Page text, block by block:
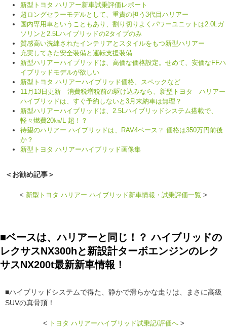
新型トヨタ ハリアー新車試乗評価レポート
超ロングセラーモデルとして、重責の担う3代目ハリアー
国内専用車ということもあり、割り切りよくパワーユニットは2.0Lガ
ソリンと2.5Lハイブリッドの2タイプのみ
質感高い洗練されたインテリアとスタイルをもつ新型ハリアー
充実してきた安全装備と運転支援装備
新型ハリアーハイブリッドは、高価な価格設定。せめて、安価なFFハ
イブリッドモデルが欲しい
新型トヨタ ハリアーハイブリッド価格、スペックなど
11月13日更新 消費税増税前の駆け込みなら、新型トヨタ ハリアー
ハイブリッドは、すぐ予約しないと3月末納車は無理？
新型ハリアーハイブリッドは、2.5Lハイブリッドシステム搭載で、
軽々燃費20㎞/L 超！？
待望のハリアー ハイブリッドは、RAV4ベース？ 価格は350万円前後
か？
新型トヨタ ハリアーハイブリッド画像集
＜お勧め記事＞
< 新型トヨタ ハリアー ハイブリッド新車情報・試乗評価一覧 >
■ベースは、ハリアーと同じ！？ ハイブリッドの
レクサスNX300hと新設計ターボエンジンのレク
サスNX200t最新新車情報！
■ハイブリッドシステムで得た、静かで滑らかな走りは、まさに高級
SUVの真骨頂！
< トヨタ ハリアーハイブリッド試乗記/評価へ>